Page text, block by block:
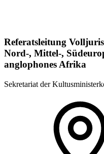
Referatsleitung
Nord-, Mittel-,
anglophones Afrika
Sekretariat der